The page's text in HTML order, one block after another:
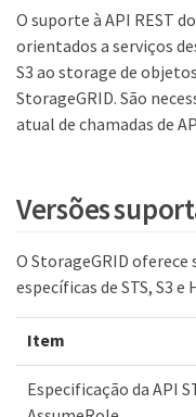
O suporte à API REST
orientados a serviços
S3 ao storage de
StorageGRID. São
atual de chamadas de
Versões
O StorageGRID
específicas de STS, S3 e
Item
Especificação da API